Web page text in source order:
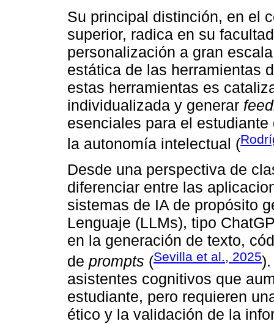
Su principal distinción, en el
superior, radica en su
personalización a gran
estática de las herramientas
estas herramientas es
individualizada y generar
esenciales para el
la autonomía intelectual (
Desde una perspectiva de
diferenciar entre las
sistemas de IA de propósito
Lenguaje (LLMs), tipo
en la generación de texto,
de prompts (Sevilla et al., 2025
asistentes cognitivos que
estudiante, pero requieren
ético y la validación de la